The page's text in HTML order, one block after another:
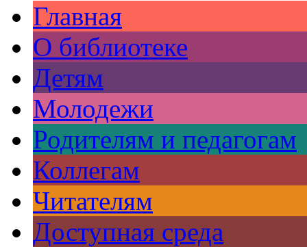
Главная
О библиотеке
Детям
Молодежи
Родителям и педагогам
Коллегам
Читателям
Доступная среда